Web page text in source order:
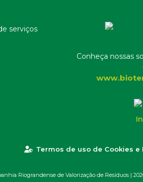
serviços
Conheça nossas
Termos de uso de Cookies
Riograndense de Valorização de Resíduos |